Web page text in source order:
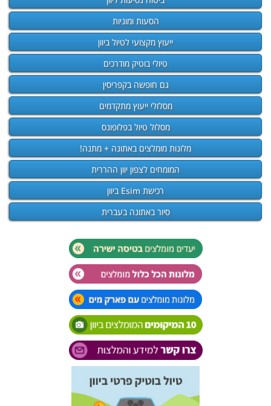
הסעות ומוניות
ייעוץ מקצועי לטיול ביוון
טיולי בוטיק מודרכים
גם חופשה בקפריסין
מסלולי ייעוץ מתקדמים
מסלול טיול בפלופונס
מלונות מומלצים באתונה + מתנה!
המומחים לצפון יוון ההררית
רכישת Esim ביוון
סיור באתונה בעברית